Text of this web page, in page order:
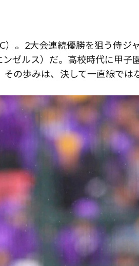
）。2大会連続優勝を狙う侍ジ
ゼルス）だ。高校時代に甲子
の歩みは、決して一直線では